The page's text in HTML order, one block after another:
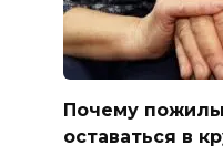
Почему
оставаться в